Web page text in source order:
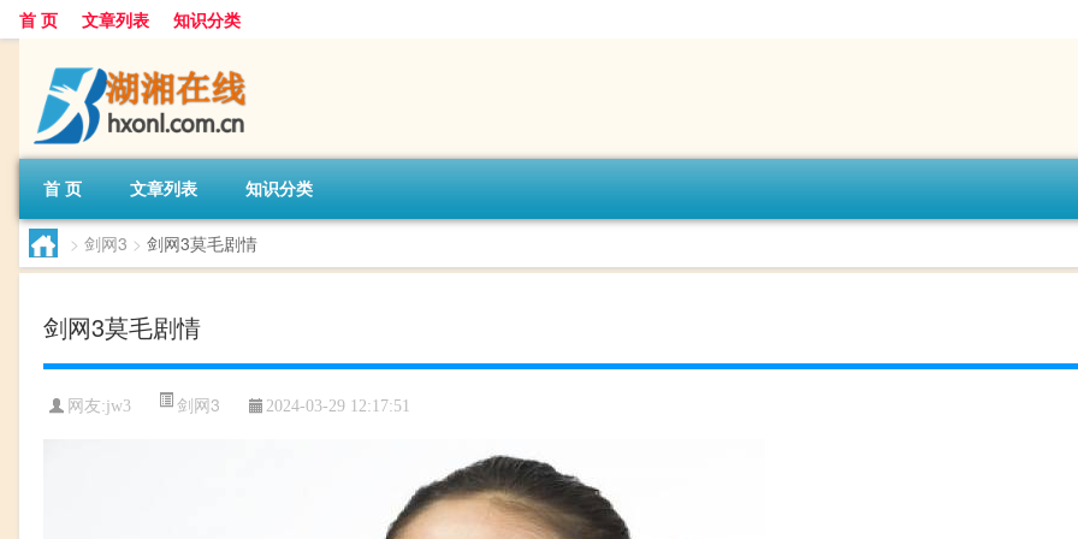
首 页 文章列表 知识分类
首 页 文章列表 知识分类
> 剑网3 > 剑网3莫毛剧情
剑网3莫毛剧情
网友:jw3 剑网3 2024-03-29 12:17:51